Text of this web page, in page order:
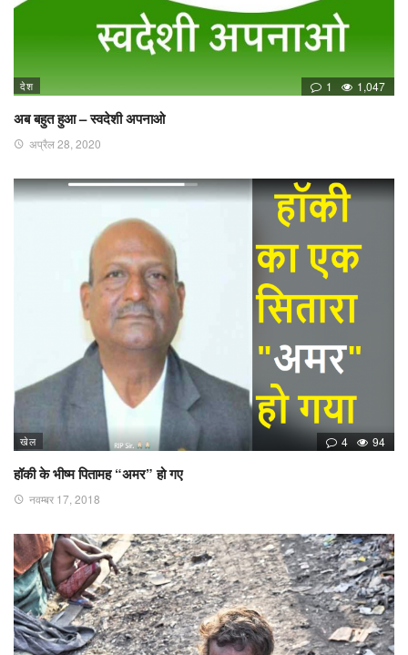
देश 1 1,047
अब बहुत हुआ – स्वदेशी अपनाओ
अप्रैल 28, 2020
खेल 4 94
हॉकी के भीष्म पितामह “अमर” हो गए
नवम्बर 17, 2018